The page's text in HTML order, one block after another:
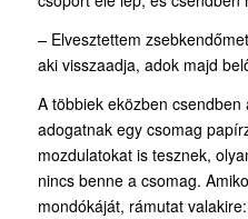
– Elvesztettem
aki visszaadja, adok majd
A többiek eközben
adogatnak egy csomag
mozdulatokat is tesznek,
nincs benne a csomag.
mondókáját, rámutat valakire: